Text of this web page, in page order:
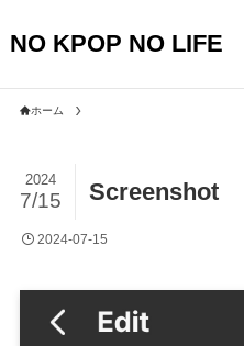
NO KPOP NO LIFE
ホーム
Screenshot
2024
7/15
2024-07-15